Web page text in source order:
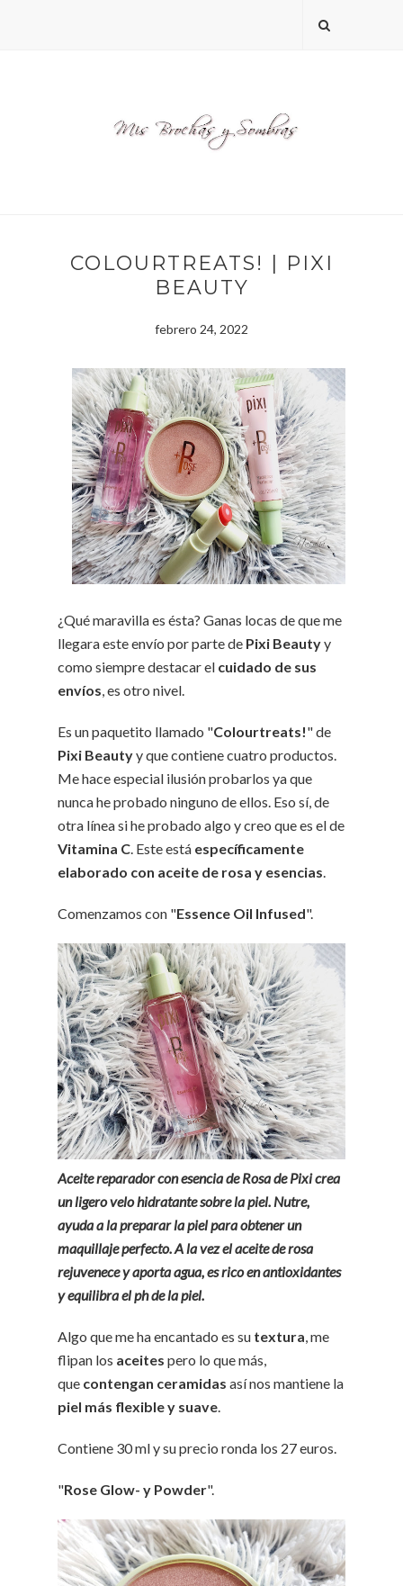
COLOURTREATS! | PIXI
BEAUTY
febrero 24, 2022
¿Qué maravilla es ésta? Ganas locas de que me
llegara este envío por parte de Pixi Beautyy
como siempre destacar el cuidado de sus
envíos, es otro nivel.
Es un paquetito llamado "Colourtreats!" de
Pixi Beautyy que contiene cuatro productos.
Me hace especial ilusión probarlos ya que
nunca he probado ninguno de ellos. Eso sí, de
otra línea si he probado algo y creo que es el de
Vitamina C. Este está específicamente
elaborado con aceite de rosa y esencias.
Comenzamos con "Essence Oil Infused".
Aceite reparador con esencia de Rosa de Pixi crea
un ligero velo hidratante sobre la piel. Nutre,
ayuda a la preparar la piel para obtener un
maquillaje perfecto. A la vez el aceite de rosa
rejuvenece y aporta agua, es rico en antioxidantes
y equilibra el ph de la piel.
Algo que me ha encantado es su textura, me
flipan los aceites pero lo que más,
que contengan ceramidas así nos mantiene la
piel más flexible y suave.
Contiene 30 ml y su precio ronda los 27 euros.
"Rose Glow- y Powder".